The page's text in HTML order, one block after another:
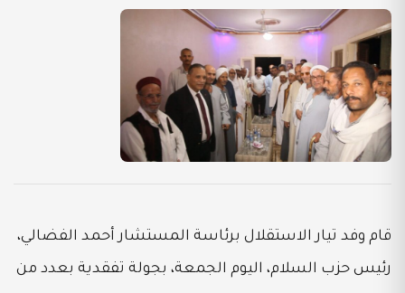
قام وفد تيار الاستقلال برئاسة المستشار أحمد الفضالي،
رئيس حزب السلام، اليوم الجمعة، بجولة تفقدية بعدد من